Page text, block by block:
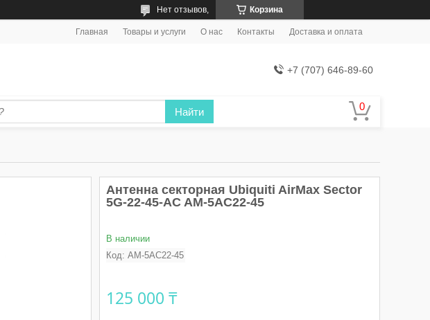
Корзина
Нет отзывов,
Главная Товары и услуги О нас Контакты Доставка и оплата
+7 (707) 646-89-60
Найти
Антенна секторная Ubiquiti AirMax Sector
5G-22-45-AC AM-5AC22-45
В наличии
Код: AM-5AC22-45
125 000 ₸